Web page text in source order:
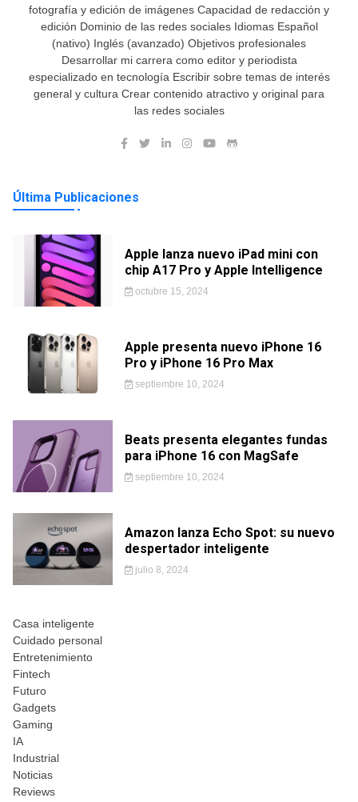
fotografía y edición de imágenes Capacidad de redacción y
edición Dominio de las redes sociales Idiomas Español
(nativo) Inglés (avanzado) Objetivos profesionales
Desarrollar mi carrera como editor y periodista
especializado en tecnología Escribir sobre temas de interés
general y cultura Crear contenido atractivo y original para
las redes sociales
Última Publicaciones
Apple lanza nuevo iPad mini con
chip A17 Pro y Apple Intelligence
octubre 15, 2024
Apple presenta nuevo iPhone 16
Pro y iPhone 16 Pro Max
septiembre 10, 2024
Beats presenta elegantes fundas
para iPhone 16 con MagSafe
septiembre 10, 2024
Amazon lanza Echo Spot: su nuevo
despertador inteligente
julio 8, 2024
Casa inteligente
Cuidado personal
Entretenimiento
Fintech
Futuro
Gadgets
Gaming
IA
Industrial
Noticias
Reviews